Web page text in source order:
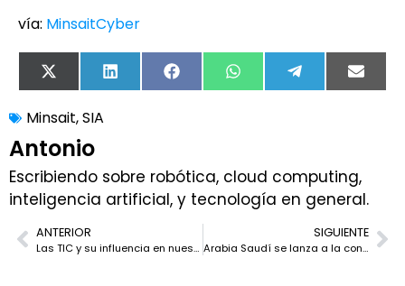
vía: MinsaitCyber
X
(Twitter)
LinkedIn FacebookWhatsApp TelegramEmail
Minsait,SIA
Antonio
Escribiendo sobre robótica, cloud computing,
inteligencia artificial, y tecnología en general.
ANTERIOR
Las TIC y su influencia en nuestras vidas: más allá de la conectividad
SIGUIENTE
Arabia Saudí se lanza a la conquista de la inteligencia artificial con Nvidia y AMD: 500 MW en centros de datos y chips GB300 por miles